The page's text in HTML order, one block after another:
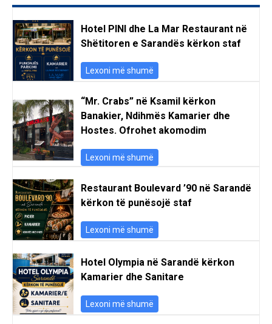
Hotel PINI dhe La Mar Restaurant në
Shëtitoren e Sarandës kërkon staf
Lexoni më shumë
“Mr. Crabs” në Ksamil kërkon
Banakier, Ndihmës Kamarier dhe
Hostes. Ofrohet akomodim
Lexoni më shumë
Restaurant Boulevard ’90 në Sarandë
kërkon të punësojë staf
Lexoni më shumë
Hotel Olympia në Sarandë kërkon
Kamarier dhe Sanitare
Lexoni më shumë